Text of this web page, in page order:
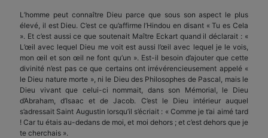
L’homme peut connaître Dieu parce que sous son aspect le plus
élevé, il est Dieu. C’est ce qu’affirme l’Hindou en disant « Tu es Cela
». Et c’est aussi ce que soutenait Maître Eckart quand il déclarait : «
L’œil avec lequel Dieu me voit est aussi l’œil avec lequel je le vois,
mon œil et son œil ne font qu’un ». Est-il besoin d’ajouter que cette
divinité n’est pas ce que certains ont irrévérencieusement appelé «
le Dieu nature morte », ni le Dieu des Philosophes de Pascal, mais le
Dieu vivant que celui-ci nommait, dans son Mémorial, le Dieu
d’Abraham, d’Isaac et de Jacob. C’est le Dieu intérieur auquel
s’adressait Saint Augustin lorsqu’il s’écriait : « Comme je t’ai aimé tard
! Car tu étais au-dedans de moi, et moi dehors ; et c’est dehors que je
te cherchais ».